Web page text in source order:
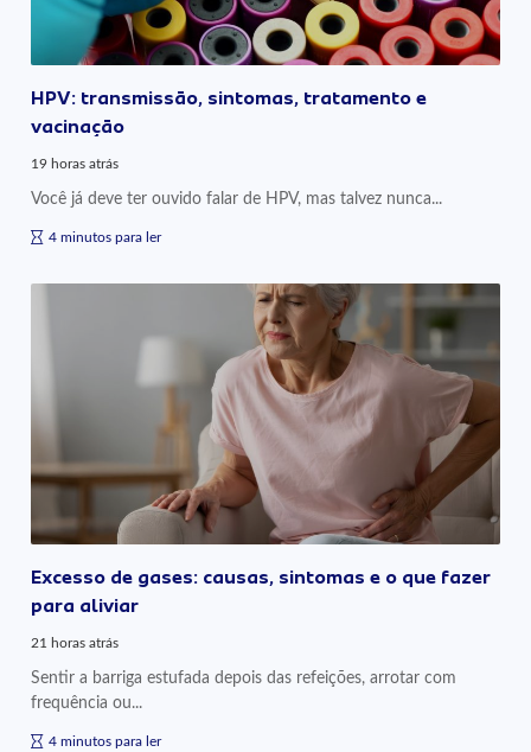
HPV: transmissão, sintomas, tratamento e
vacinação
19 horas atrás
Você já deve ter ouvido falar de HPV, mas talvez nunca...
4 minutos para ler
Excesso de gases: causas, sintomas e o que fazer
para aliviar
21 horas atrás
Sentir a barriga estufada depois das refeições, arrotar com
frequência ou...
4 minutos para ler